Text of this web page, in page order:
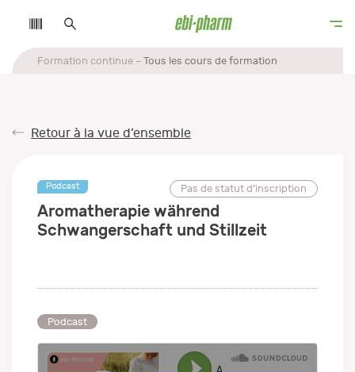
Formation continue Tous les cours de formation
Retour à la vue d’ensemble
Podcast Pas de statut d’inscription
Aromatherapie während
Schwangerschaft und Stillzeit
Podcast